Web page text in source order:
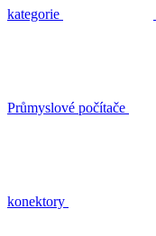
kategorie
Průmyslové počítače
konektory